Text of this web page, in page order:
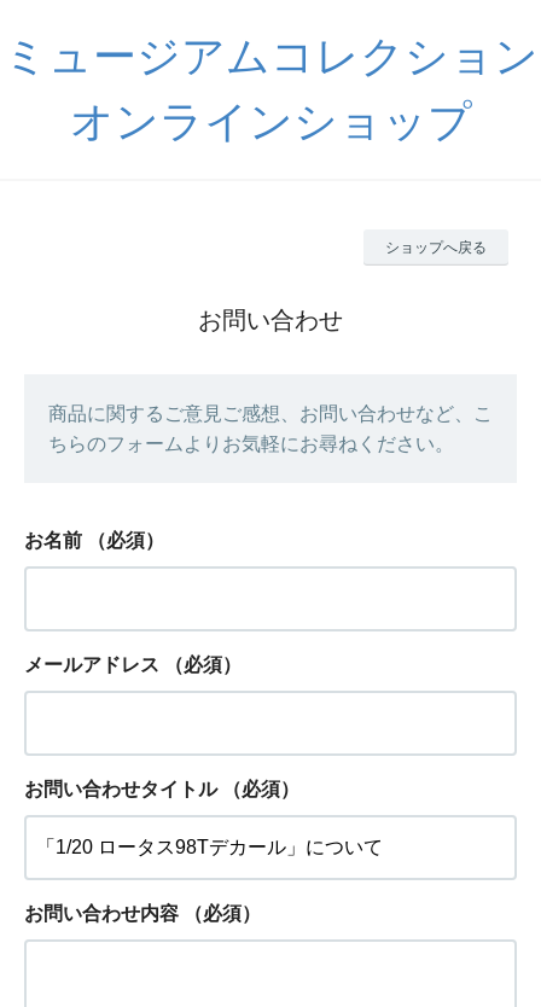
ミュージアムコレクション
オンラインショップ
ショップへ戻る
お問い合わせ
商品に関するご意見ご感想、お問い合わせなど、こ
ちらのフォームよりお気軽にお尋ねください。
お名前 （必須）
メールアドレス （必須）
お問い合わせタイトル （必須）
お問い合わせ内容 （必須）